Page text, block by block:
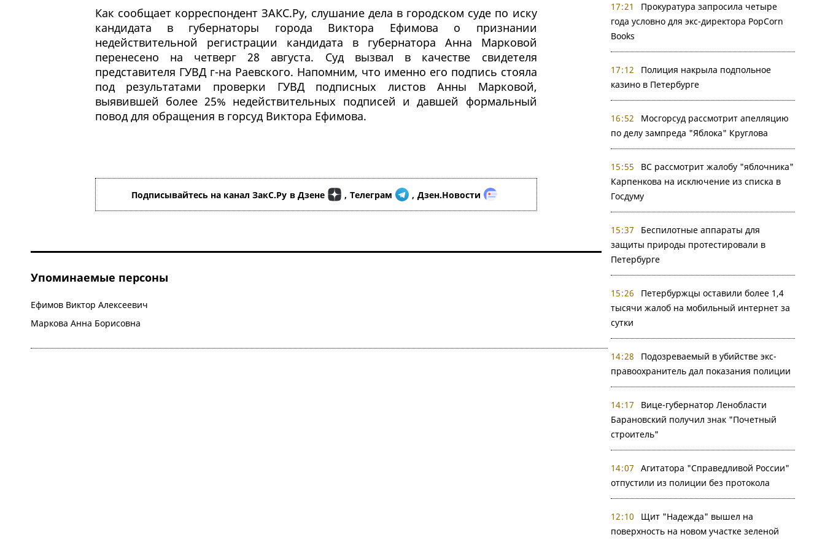
Как сообщает корреспондент ЗАКС.Ру, слушание дела в городском суде по иску
кандидата в губернаторы города Виктора Ефимова о признании
недействительной регистрации кандидата в губернатора Анна Марковой
перенесено на четверг 28 августа. Суд вызвал в качестве свидетеля
представителя ГУВД г-на Раевского. Напомним, что именно его подпись стояла
под результатами проверки ГУВД подписных листов Анны Марковой,
выявившей более 25% недействительных подписей и давшей формальный
повод для обращения в горсуд Виктора Ефимова.
Подписывайтесь на канал ЗакС.Ру в Дзене , Телеграм , Дзен.Новости
Упоминаемые персоны
Ефимов Виктор Алексеевич
Маркова Анна Борисовна
17:21
Прокуратура запросила четыре
года условно для экс-директора PopCorn
Books
17:12
Полиция накрыла подпольное
казино в Петербурге
16:52
Мосгорсуд рассмотрит апелляцию
по делу зампреда "Яблока" Круглова
15:55
ВС рассмотрит жалобу "яблочника"
Карпенкова на исключение из списка в
Госдуму
15:37
Беспилотные аппараты для
защиты природы протестировали в
Петербурге
15:26
Петербуржцы оставили более 1,4
тысячи жалоб на мобильный интернет за
сутки
14:28
Подозреваемый в убийстве экс-
правоохранитель дал показания полиции
14:17
Вице-губернатор Ленобласти
Барановский получил знак "Почетный
строитель"
14:07
Агитатора "Справедливой России"
отпустили из полиции без протокола
12:10
Щит "Надежда" вышел на
поверхность на новом участке зеленой